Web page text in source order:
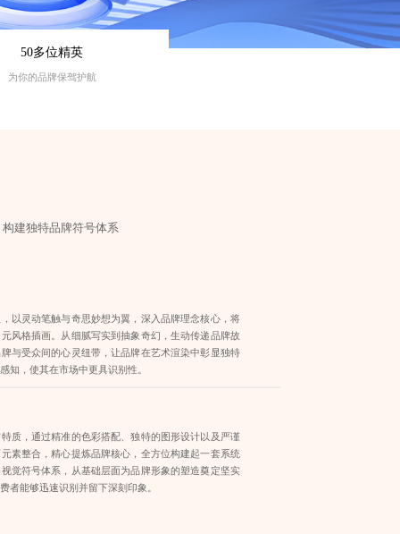
50多位精英
为你的品牌保驾护航
建独特品牌符号体系
以灵动笔触与奇思妙想为翼，深入品牌理念核心，将
风格插画。从细腻写实到抽象奇幻，生动传递品牌故
与受众间的心灵纽带，让品牌在艺术渲染中彰显独特
知，使其在市场中更具识别性。
质，通过精准的色彩搭配、独特的图形设计以及严谨
素整合，精心提炼品牌核心，全方位构建起一套系统
觉符号体系，从基础层面为品牌形象的塑造奠定坚实
者能够迅速识别并留下深刻印象。